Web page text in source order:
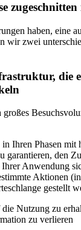
zugeschnitten
haben, eine
wir zwei
die
Ihren Phasen
garantieren, den
Anwendung
Aktionen
gestellt
Nutzung zu
zu verlieren